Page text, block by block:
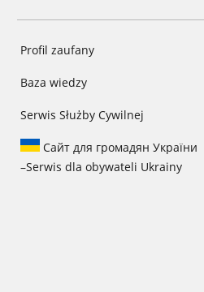
Profil zaufany
Baza wiedzy
Serwis Służby Cywilnej
Сайт для громадян України
–Serwis dla obywateli Ukrainy